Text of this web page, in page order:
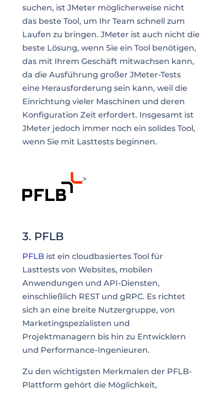
suchen, ist JMeter möglicherweise nicht
das beste Tool, um Ihr Team schnell zum
Laufen zu bringen. JMeter ist auch nicht die
beste Lösung, wenn Sie ein Tool benötigen,
das mit Ihrem Geschäft mitwachsen kann,
da die Ausführung großer JMeter-Tests
eine Herausforderung sein kann, weil die
Einrichtung vieler Maschinen und deren
Konfiguration Zeit erfordert. Insgesamt ist
JMeter jedoch immer noch ein solides Tool,
wenn Sie mit Lasttests beginnen.
>
3. PFLB
PFLBist ein cloudbasiertes Tool für
Lasttests von Websites, mobilen
Anwendungen und API-Diensten,
einschließlich REST und gRPC. Es richtet
sich an eine breite Nutzergruppe, von
Marketingspezialisten und
Projektmanagern bis hin zu Entwicklern
und Performance-Ingenieuren.
Zu den wichtigsten Merkmalen der PFLB-
Plattform gehört die Möglichkeit,